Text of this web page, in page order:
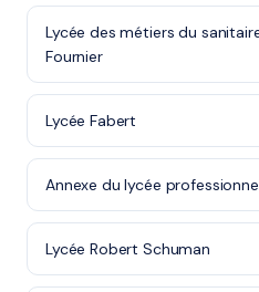
Lycée des métiers du
Fournier
Lycée Fabert
Annexe du lycée
Lycée Robert Schuman